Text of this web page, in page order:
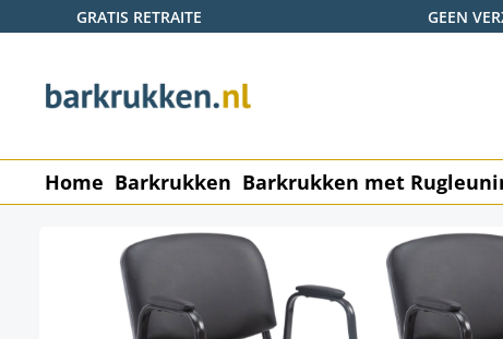
de hoofdinhoud
Ga naar de zoekopdracht
Ga naar de hoofdnavigatie
GRATIS RETRAITE GEEN
Home Barkrukken Barkrukken met